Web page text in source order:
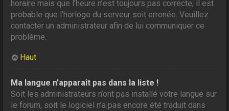
horaire mais que l’heure n’est toujours pas correcte, il est
probable que l’horloge du serveur soit erronée. Veuillez
contacter un administrateur afin de lui communiquer ce
problème.
Haut
Ma langue n’apparaît pas dans la liste !
Soit les administrateurs n’ont pas installé votre langue sur
le forum, soit le logiciel n’a pas encore été traduit dans